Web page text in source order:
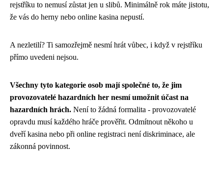
rejstříku to nemusí zůstat jen u slibů. Minimálně rok máte jistotu,
že vás do herny nebo online kasina nepustí.
A nezletilí? Ti samozřejmě nesmí hrát vůbec, i když v rejstříku
přímo uvedeni nejsou.
Všechny tyto kategorie osob mají společné to, že jim
provozovatelé hazardních her nesmí umožnit účast na
hazardních hrách. Není to žádná formalita - provozovatelé
opravdu musí každého hráče prověřit. Odmítnout někoho u
dveří kasina nebo při online registraci není diskriminace, ale
zákonná povinnost.